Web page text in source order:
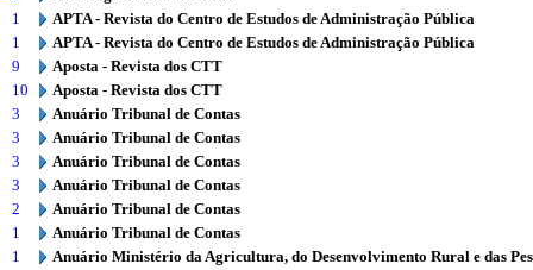
1
APTA - Revista do Centro de Estudos de Administração Pública
1
APTA - Revista do Centro de Estudos de Administração Pública
9
Aposta - Revista dos CTT
10
Aposta - Revista dos CTT
3
Anuário Tribunal de Contas
3
Anuário Tribunal de Contas
3
Anuário Tribunal de Contas
3
Anuário Tribunal de Contas
2
Anuário Tribunal de Contas
1
Anuário Tribunal de Contas
1
Anuário Ministério da Agricultura, do Desenvolvimento Rural e das